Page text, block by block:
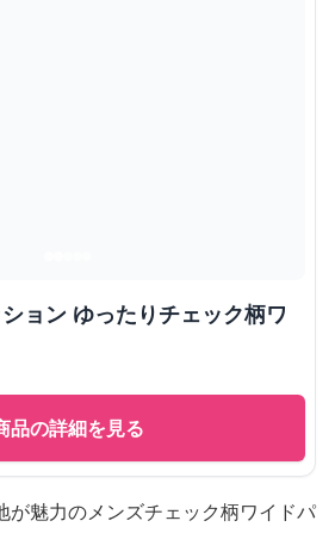
ョン ゆったりチェック柄ワ
品の詳細を見る
が魅力のメンズチェック柄ワイドパ